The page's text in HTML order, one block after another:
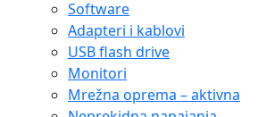
Software
Adapteri i kablovi
USB flash drive
Monitori
Mrežna oprema – aktivna